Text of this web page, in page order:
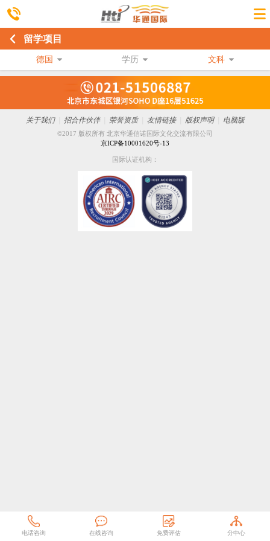
留学项目
德国 学历 文科
关于我们 招合作伙伴 荣誉资质 友情链接 版权声明 电脑版
©2017 版权所有 北京华通信诺国际文化交流有限公司
京ICP备10001620号-13
国际认证机构：
电话咨询 在线咨询 免费评估 分中心